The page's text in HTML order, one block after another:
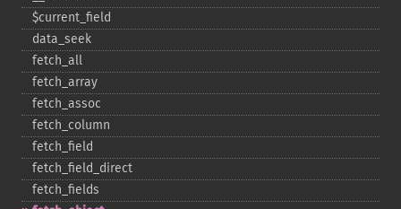
$current_​field
data_​seek
fetch_​all
fetch_​array
fetch_​assoc
fetch_​column
fetch_​field
fetch_​field_​direct
fetch_​fields